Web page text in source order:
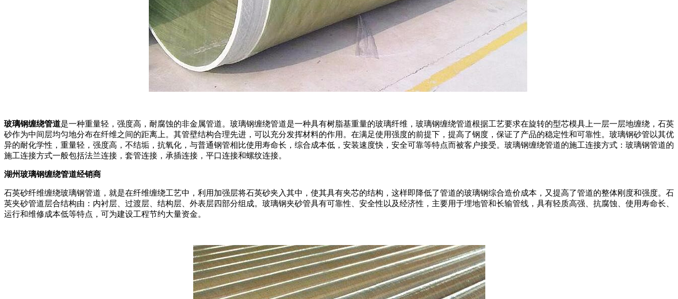
玻璃钢缠绕管道是一种重量轻，强度高，耐腐蚀的非金属管道。玻璃钢缠绕管道是一种具有树脂基重量的玻璃纤维，玻璃钢缠绕管道根据工艺要求在旋转的型芯模具上一层一层地缠绕，石英
砂作为中间层均匀地分布在纤维之间的距离上。其管壁结构合理先进，可以充分发挥材料的作用。在满足使用强度的前提下，提高了钢度，保证了产品的稳定性和可靠性。玻璃钢砂管以其优
异的耐化学性，重量轻，强度高，不结垢，抗氧化，与普通钢管相比使用寿命长，综合成本低，安装速度快，安全可靠等特点而被客户接受。玻璃钢缠绕管道的施工连接方式：玻璃钢管道的
施工连接方式一般包括法兰连接，套管连接，承插连接，平口连接和螺纹连接。
湖州玻璃钢缠绕管道经销商
石英砂纤维缠绕玻璃钢管道，就是在纤维缠绕工艺中，利用加强层将石英砂夹入其中，使其具有夹芯的结构，这样即降低了管道的玻璃钢综合造价成本，又提高了管道的整体刚度和强度。石
英夹砂管道层合结构由：内衬层、过渡层、结构层、外表层四部分组成。玻璃钢夹砂管具有可靠性、安全性以及经济性，主要用于埋地管和长输管线，具有轻质高强、抗腐蚀、使用寿命长、
运行和维修成本低等特点，可为建设工程节约大量资金。